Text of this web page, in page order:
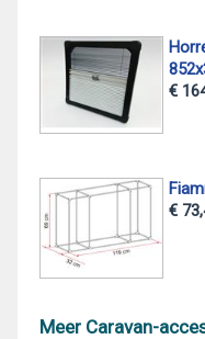
€
€
Meer Caravan-